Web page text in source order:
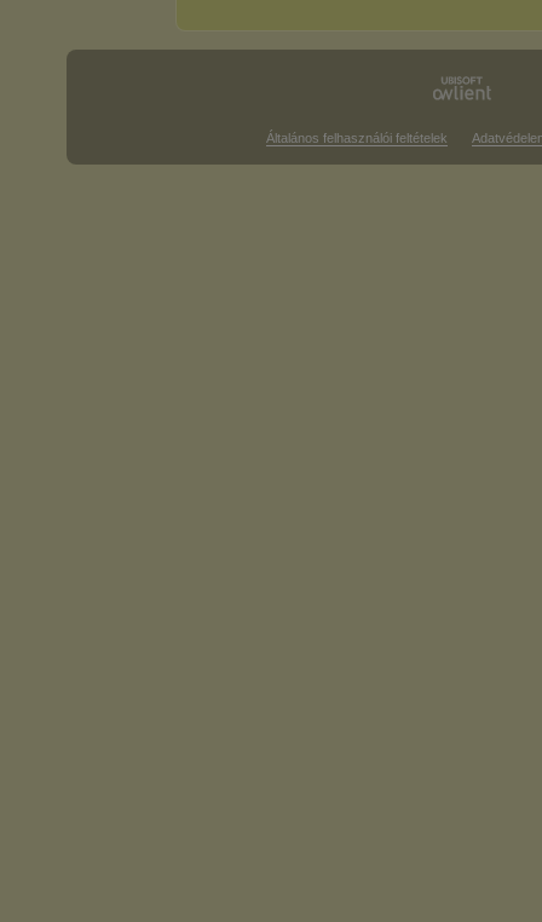
Általános felhasználói feltételek